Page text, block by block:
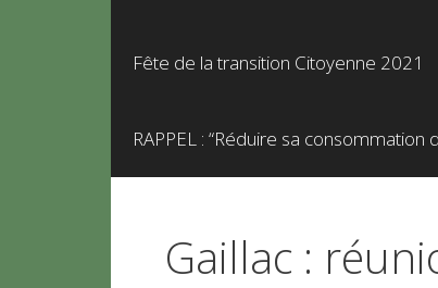
Fête de la transition Citoyenne 2021
RAPPEL : “Réduire sa consommation
Gaillac :